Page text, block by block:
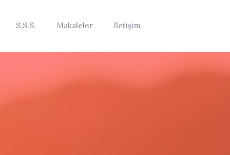
S.S.S. Makaleler İletişim